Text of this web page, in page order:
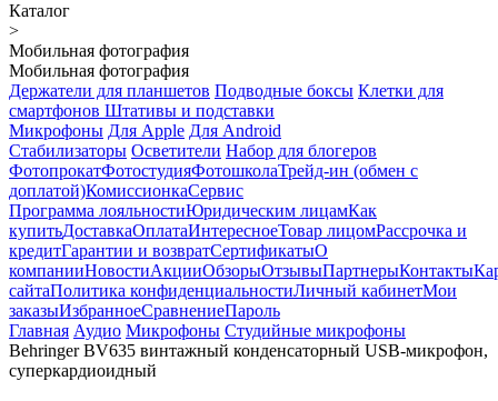
Каталог
>
Мобильная фотография
Мобильная фотография
Держатели для планшетов Подводные боксы Клетки для
смартфонов Штативы и подставки
Микрофоны Для Apple Для Android
Стабилизаторы Осветители Набор для блогеров
ФотопрокатФотостудияФотошколаТрейд-ин (обмен с
доплатой)КомиссионкаСервис
Программа лояльностиЮридическим лицамКак
купитьДоставкаОплатаИнтересноеТовар лицомРассрочка и
кредитГарантии и возвратСертификатыО
компанииНовостиАкцииОбзорыОтзывыПартнерыКонтакты
сайтаПолитика конфиденциальностиЛичный кабинетМои
заказыИзбранноеСравнениеПароль
Главная Аудио Микрофоны Студийные микрофоны
Behringer BV635 винтажный конденсаторный USB-микрофон,
суперкардиоидный